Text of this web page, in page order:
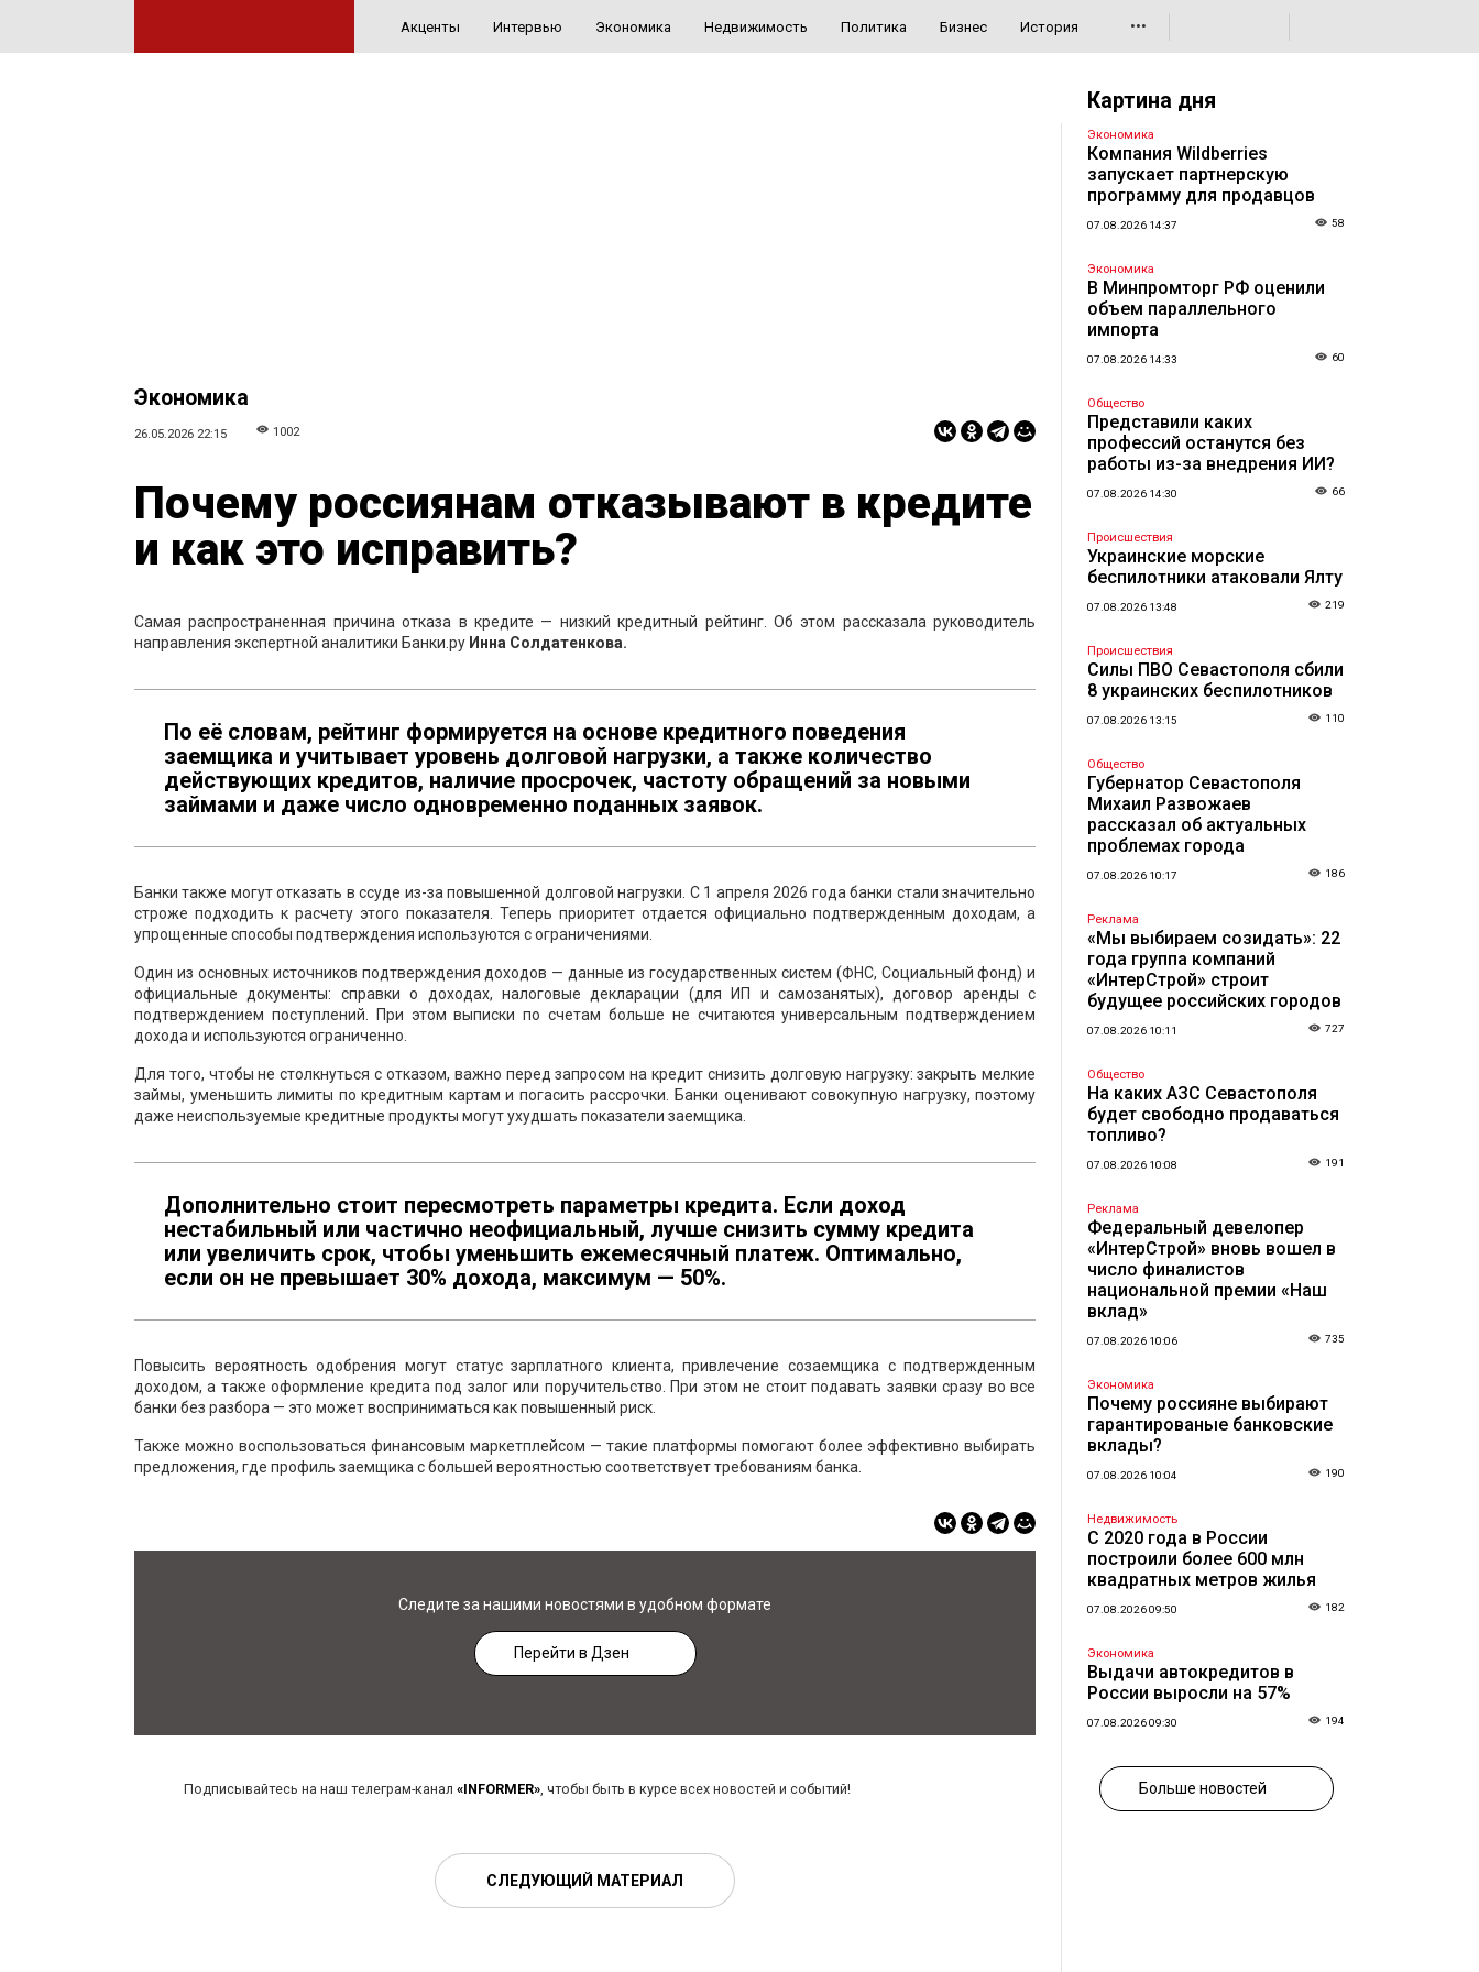
Акценты Интервью Экономика Недвижимость Политика Бизнес История •••
Экономика
26.05.2026 22:15 1002
Почему россиянам отказывают в кредите
и как это исправить?
Самая распространенная причина отказа в кредите — низкий кредитный рейтинг. Об этом рассказала руководитель
направления экспертной аналитики Банки.ру Инна Солдатенкова.
По её словам, рейтинг формируется на основе кредитного поведения
заемщика и учитывает уровень долговой нагрузки, а также количество
действующих кредитов, наличие просрочек, частоту обращений за новыми
займами и даже число одновременно поданных заявок.
Банки также могут отказать в ссуде из-за повышенной долговой нагрузки. С 1 апреля 2026 года банки стали значительно
строже подходить к расчету этого показателя. Теперь приоритет отдается официально подтвержденным доходам, а
упрощенные способы подтверждения используются с ограничениями.
Один из основных источников подтверждения доходов — данные из государственных систем (ФНС, Социальный фонд) и
официальные документы: справки о доходах, налоговые декларации (для ИП и самозанятых), договор аренды с
подтверждением поступлений. При этом выписки по счетам больше не считаются универсальным подтверждением
дохода и используются ограниченно.
Для того, чтобы не столкнуться с отказом, важно перед запросом на кредит снизить долговую нагрузку: закрыть мелкие
займы, уменьшить лимиты по кредитным картам и погасить рассрочки. Банки оценивают совокупную нагрузку, поэтому
даже неиспользуемые кредитные продукты могут ухудшать показатели заемщика.
Дополнительно стоит пересмотреть параметры кредита. Если доход
нестабильный или частично неофициальный, лучше снизить сумму кредита
или увеличить срок, чтобы уменьшить ежемесячный платеж. Оптимально,
если он не превышает 30% дохода, максимум — 50%.
Повысить вероятность одобрения могут статус зарплатного клиента, привлечение созаемщика с подтвержденным
доходом, а также оформление кредита под залог или поручительство. При этом не стоит подавать заявки сразу во все
банки без разбора — это может восприниматься как повышенный риск.
Также можно воспользоваться финансовым маркетплейсом — такие платформы помогают более эффективно выбирать
предложения, где профиль заемщика с большей вероятностью соответствует требованиям банка.
Следите за нашими новостями в удобном формате
Перейти в Дзен
Подписывайтесь на наш телеграм-канал «INFORMER», чтобы быть в курсе всех новостей и событий!
СЛЕДУЮЩИЙ МАТЕРИАЛ
Картина дня
Экономика
Компания Wildberries
запускает партнерскую
программу для продавцов
07.08.2026 14:37 58
Экономика
В Минпромторг РФ оценили
объем параллельного
импорта
07.08.2026 14:33 60
Общество
Представили каких
профессий останутся без
работы из-за внедрения ИИ?
07.08.2026 14:30 66
Происшествия
Украинские морские
беспилотники атаковали Ялту
07.08.2026 13:48 219
Происшествия
Силы ПВО Севастополя сбили
8 украинских беспилотников
07.08.2026 13:15 110
Общество
Губернатор Севастополя
Михаил Развожаев
рассказал об актуальных
проблемах города
07.08.2026 10:17 186
Реклама
«Мы выбираем созидать»: 22
года группа компаний
«ИнтерСтрой» строит
будущее российских городов
07.08.2026 10:11 727
Общество
На каких АЗС Севастополя
будет свободно продаваться
топливо?
07.08.2026 10:08 191
Реклама
Федеральный девелопер
«ИнтерСтрой» вновь вошел в
число финалистов
национальной премии «Наш
вклад»
07.08.2026 10:06 735
Экономика
Почему россияне выбирают
гарантированые банковские
вклады?
07.08.2026 10:04 190
Недвижимость
С 2020 года в России
построили более 600 млн
квадратных метров жилья
07.08.2026 09:50 182
Экономика
Выдачи автокредитов в
России выросли на 57%
07.08.2026 09:30 194
Больше новостей